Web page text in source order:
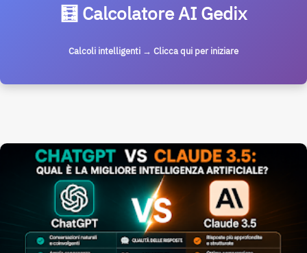
🧮 Calcolatore AI Gedix
Calcoli intelligenti → Clicca qui per iniziare